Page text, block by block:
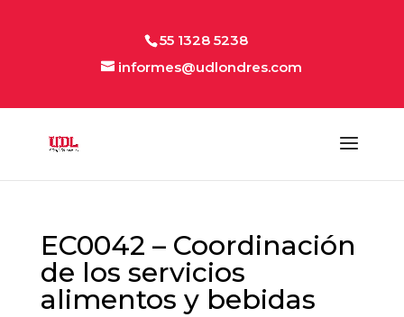
55 1328 5238
informes@udlondres.com
EC0042 – Coordinación
de los servicios
alimentos y bebidas